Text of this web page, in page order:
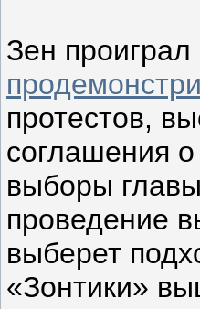
Зен
протестов,
соглашения
выборы
проведение
выберет
«Зонтики»